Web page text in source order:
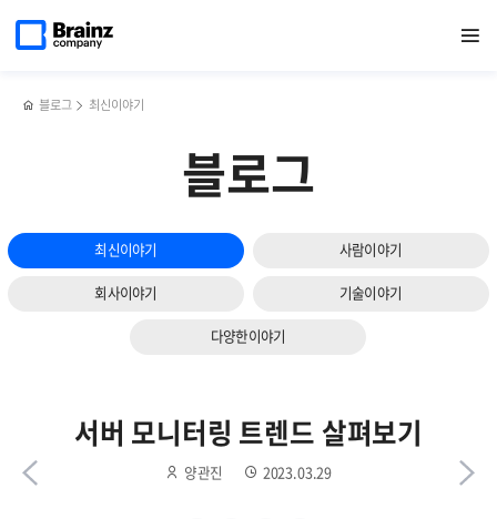
열기
페이지로
블로그 최신이야기
블로그
최신이야기 사람이야기
회사이야기 기술이야기
다양한이야기
Observability,
옵저버빌리티
서버 모니터링 트렌드 살펴보기
양관진 2023.03.29
3월
다음
슬라이드